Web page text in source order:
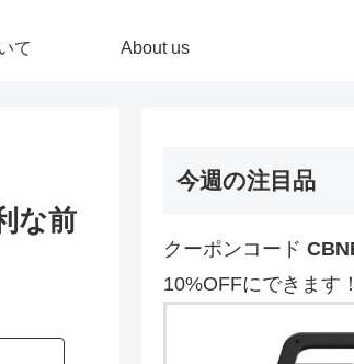
て About us
な前
今週の注目品
クーポンコード
10%OFFにできます